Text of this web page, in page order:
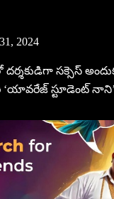
2024
సక్సెస్
స్టూడెంట్